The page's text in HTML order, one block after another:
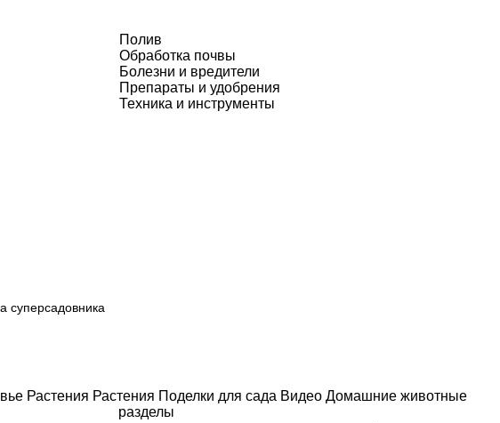
Полив
Обработка почвы
Болезни и вредители
Препараты и удобрения
Техника и инструменты
суперсадовника
Растения Растения Поделки для сада Видео Домашние животные
разделы